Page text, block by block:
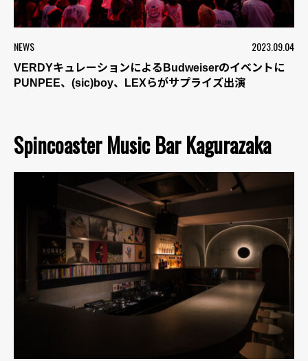
NEWS 2023.09.04
VERDYキュレーションによるBudweiserのイベントに
PUNPEE、(sic)boy、LEXらがサプライズ出演
Spincoaster Music Bar Kagurazaka